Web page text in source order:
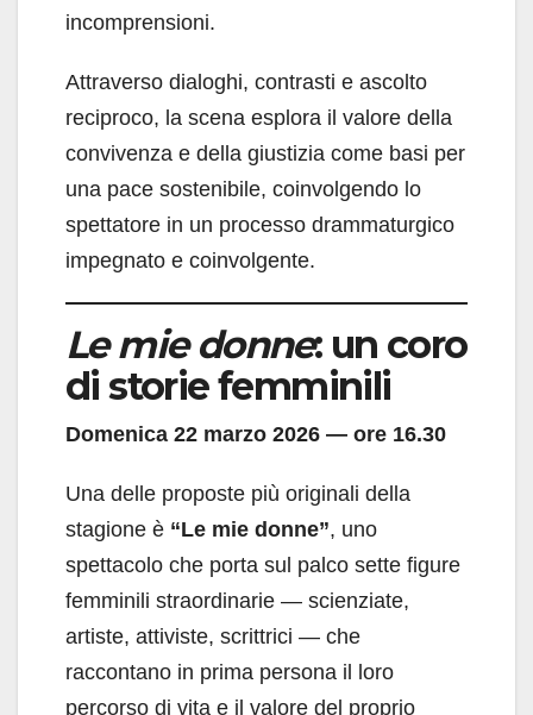
incomprensioni.
Attraverso dialoghi, contrasti e ascolto
reciproco, la scena esplora il valore della
convivenza e della giustizia come basi per
una pace sostenibile, coinvolgendo lo
spettatore in un processo drammaturgico
impegnato e coinvolgente.
Le mie donne: un coro
di storie femminili
Domenica 22 marzo 2026 — ore 16.30
Una delle proposte più originali della
stagione è “Le mie donne”, uno
spettacolo che porta sul palco sette figure
femminili straordinarie — scienziate,
artiste, attiviste, scrittrici — che
raccontano in prima persona il loro
percorso di vita e il valore del proprio